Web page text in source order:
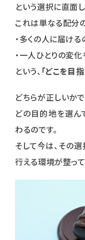
という選択に直面し
これは単なる配分
・多くの人に届ける
・一人ひとりの変
という、 「どこを目
どちらが正しいか
どの目的地を選ん
わるのです。
そして今は、その
行える環境が整って